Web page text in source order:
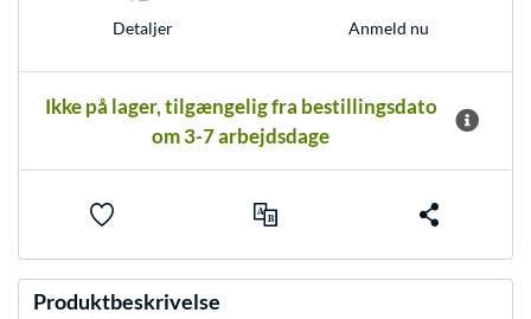
Detaljer Anmeld nu
Ikke på lager, tilgængelig fra bestillingsdato
om 3-7 arbejdsdage
Produktbeskrivelse